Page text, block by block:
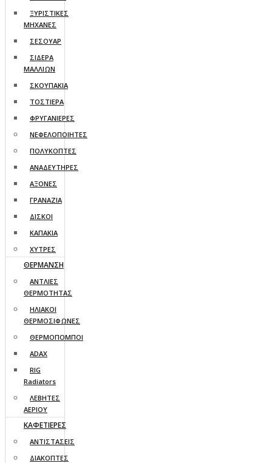
ΞΥΡΙΣΤΙΚΕΣ
ΜΗΧΑΝΕΣ
ΣΕΣΟΥΑΡ
ΣΙΔΕΡΑ
ΜΑΛΛΙΩΝ
ΣΚΟΥΠΑΚΙΑ
ΤΟΣΤΙΕΡΑ
ΦΡΥΓΑΝΙΕΡΕΣ
ΝΕΦΕΛΟΠΟΙΗΤΕΣ
ΠΟΛΥΚΟΠΤΕΣ
ΑΝΑΔΕΥΤΗΡΕΣ
ΑΞΟΝΕΣ
ΓΡΑΝΑΖΙΑ
ΔΙΣΚΟΙ
ΚΑΠΑΚΙΑ
ΧΥΤΡΕΣ
ΘΕΡΜΑΝΣΗ
ΑΝΤΛΙΕΣ
ΘΕΡΜΟΤΗΤΑΣ
ΗΛΙΑΚΟΙ
ΘΕΡΜΟΣΙΦΩΝΕΣ
ΘΕΡΜΟΠΟΜΠΟΙ
ADAX
RIG
Radiators
ΛΕΒΗΤΕΣ
ΑΕΡΙΟΥ
ΚΑΦΕΤΙΕΡΕΣ
ΑΝΤΙΣΤΑΣΕΙΣ
ΔΙΑΚΟΠΤΕΣ